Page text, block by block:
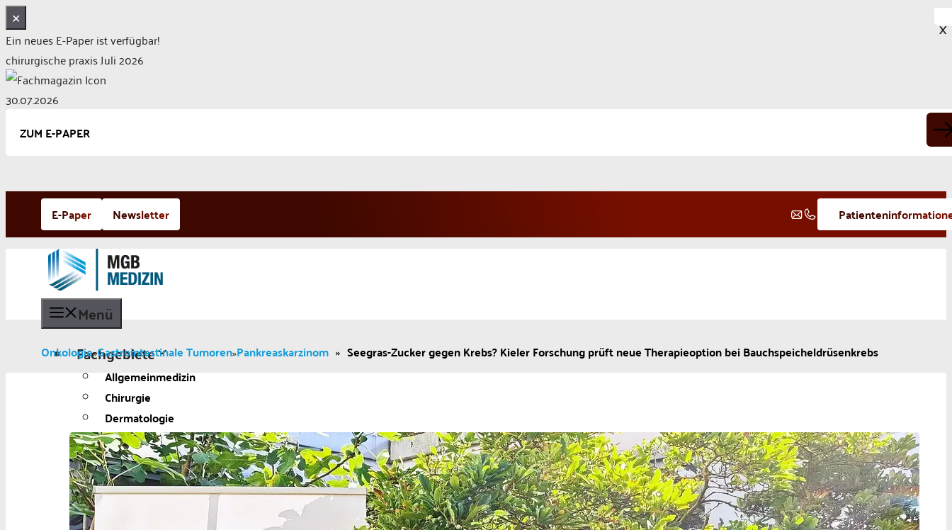
✕
Ein neues E-Paper ist verfügbar!
chirurgische praxis Juli 2026
30.07.2026
ZUM E-PAPER
springen
E-Paper Newsletter
Menü
Fachgebiete
Allgemeinmedizin
Chirurgie
Dermatologie
Diabetologie
Gynäkologie
Kardiologie
Neurologie und Psychiatrie
Onkologie»Gastrointestinale Tumoren»Pankreaskarzinom » Seegras-Zucker gegen Krebs? Kieler Forschung prüft neue Therapieoption bei Bauchspeicheldrüsenkrebs
X